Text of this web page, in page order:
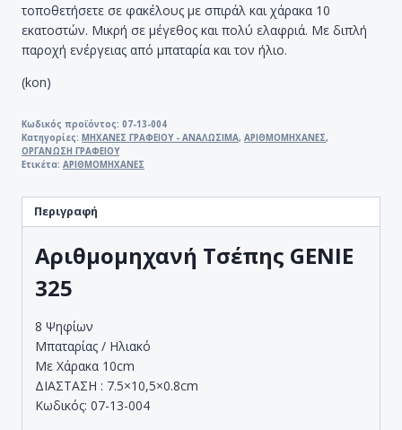
τοποθετήσετε σε φακέλους με σπιράλ και χάρακα 10
εκατοστών. Μικρή σε μέγεθος και πολύ ελαφριά. Με διπλή
παροχή ενέργειας από μπαταρία και τον ήλιο.
(kon)
Κωδικός προϊόντος: 07-13-004
Κατηγορίες: ΜΗΧΑΝΕΣ ΓΡΑΦΕΙΟΥ - ΑΝΑΛΩΣΙΜΑ, ΑΡΙΘΜΟΜΗΧΑΝΕΣ,
ΟΡΓΑΝΩΣΗ ΓΡΑΦΕΙΟΥ
Ετικέτα: ΑΡΙΘΜΟΜΗΧΑΝΕΣ
Περιγραφή
Αριθμομηχανή Τσέπης GENIE
325
8 Ψηφίων
Μπαταρίας / Ηλιακό
Με Χάρακα 10cm
ΔΙΑΣΤΑΣΗ : 7.5×10,5×0.8cm
Κωδικός: 07-13-004